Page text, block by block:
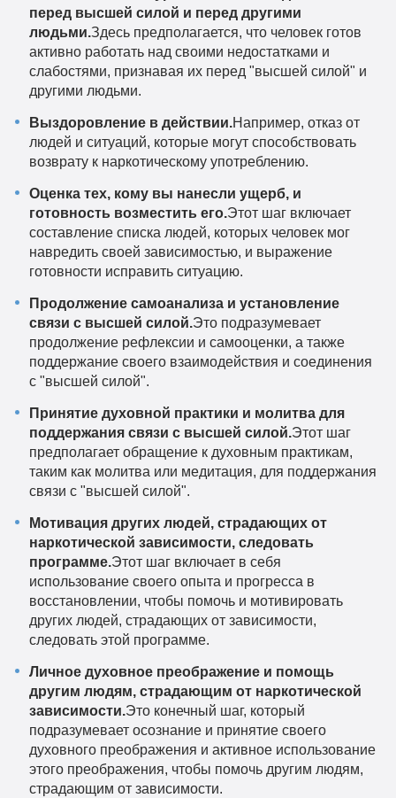
перед высшей силой и перед другими
людьми.Здесь предполагается, что человек готов
активно работать над своими недостатками и
слабостями, признавая их перед "высшей силой" и
другими людьми.
Выздоровление в действии.Например, отказ от
людей и ситуаций, которые могут способствовать
возврату к наркотическому употреблению.
Оценка тех, кому вы нанесли ущерб, и
готовность возместить его.Этот шаг включает
составление списка людей, которых человек мог
навредить своей зависимостью, и выражение
готовности исправить ситуацию.
Продолжение самоанализа и установление
связи с высшей силой.Это подразумевает
продолжение рефлексии и самооценки, а также
поддержание своего взаимодействия и соединения
с "высшей силой".
Принятие духовной практики и молитва для
поддержания связи с высшей силой.Этот шаг
предполагает обращение к духовным практикам,
таким как молитва или медитация, для поддержания
связи с "высшей силой".
Мотивация других людей, страдающих от
наркотической зависимости, следовать
программе.Этот шаг включает в себя
использование своего опыта и прогресса в
восстановлении, чтобы помочь и мотивировать
других людей, страдающих от зависимости,
следовать этой программе.
Личное духовное преображение и помощь
другим людям, страдающим от наркотической
зависимости.Это конечный шаг, который
подразумевает осознание и принятие своего
духовного преображения и активное использование
этого преображения, чтобы помочь другим людям,
страдающим от зависимости.